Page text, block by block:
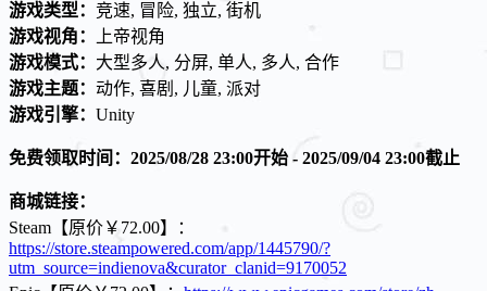
游戏类型： 竞速, 冒险, 独立, 街机
游戏视角：
上帝视角
游戏模式： 大型多人, 分屏, 单人, 多人, 合作
游戏主题： 动作, 喜剧, 儿童, 派对
游戏引擎： Unity
免费领取时间：2025/08/28 23:00开始 - 2025/09/04 23:00截止
商城链接：
Steam【原价￥72.00】：
https://store.steampowered.com/app/1445790/?
utm_source=indienova&curator_clanid=9170052